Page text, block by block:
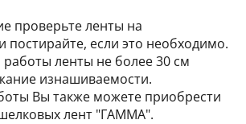
проверьте ленты на
постирайте, если это необходимо.
работы ленты не более 30 см
изнашиваемости.
Вы также можете приобрести
лент "ГАММА".